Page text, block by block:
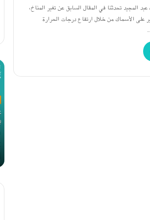
عبد المجيد تحدثنا في المقال السابق عن تغير المناخ،
على الأسماك من خلال ارتفاع درجات الحرارة
ما